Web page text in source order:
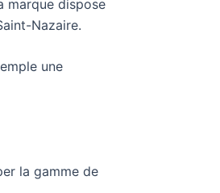
marque dispose
Nazaire.
une
la gamme de